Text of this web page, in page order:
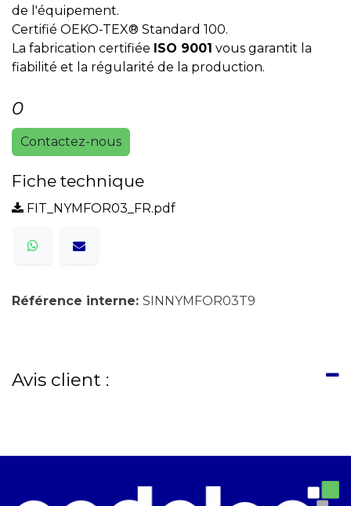
de l'équipement.
Certifié OEKO-TEX® Standard 100.
La fabrication certifiée ISO 9001 vous garantit la
fiabilité et la régularité de la production.
0
Contactez-nous
Fiche technique
FIT_NYMFOR03_FR.pdf
Référence interne: SINNYMFOR03T9
Avis client :